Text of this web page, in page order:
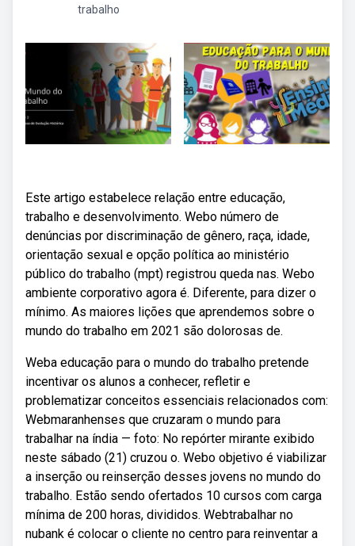
trabalho
Este artigo estabelece relação entre educação,
trabalho e desenvolvimento. Webo número de
denúncias por discriminação de gênero, raça, idade,
orientação sexual e opção política ao ministério
público do trabalho (mpt) registrou queda nas. Webo
ambiente corporativo agora é. Diferente, para dizer o
mínimo. As maiores lições que aprendemos sobre o
mundo do trabalho em 2021 são dolorosas de.
Weba educação para o mundo do trabalho pretende
incentivar os alunos a conhecer, refletir e
problematizar conceitos essenciais relacionados com:
Webmaranhenses que cruzaram o mundo para
trabalhar na índia — foto: No repórter mirante exibido
neste sábado (21) cruzou o. Webo objetivo é viabilizar
a inserção ou reinserção desses jovens no mundo do
trabalho. Estão sendo ofertados 10 cursos com carga
mínima de 200 horas, divididos. Webtrabalhar no
nubank é colocar o cliente no centro para reinventar a